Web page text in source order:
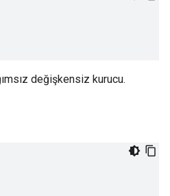
değişkensiz kurucu.